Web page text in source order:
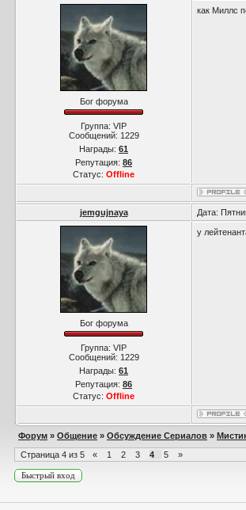
Бог форума
Группа: VIP
Сообщений: 1229
Награды: 61
Репутация: 86
Статус: Offline
как Миллс
jemgujnaya Дата:
Бог форума
Группа: VIP
Сообщений: 1229
Награды: 61
Репутация: 86
Статус: Offline
у
Форум » Общение » Обсуждение Сериалов »
Страница 4 из 5 « 1 2 3 4 5 »